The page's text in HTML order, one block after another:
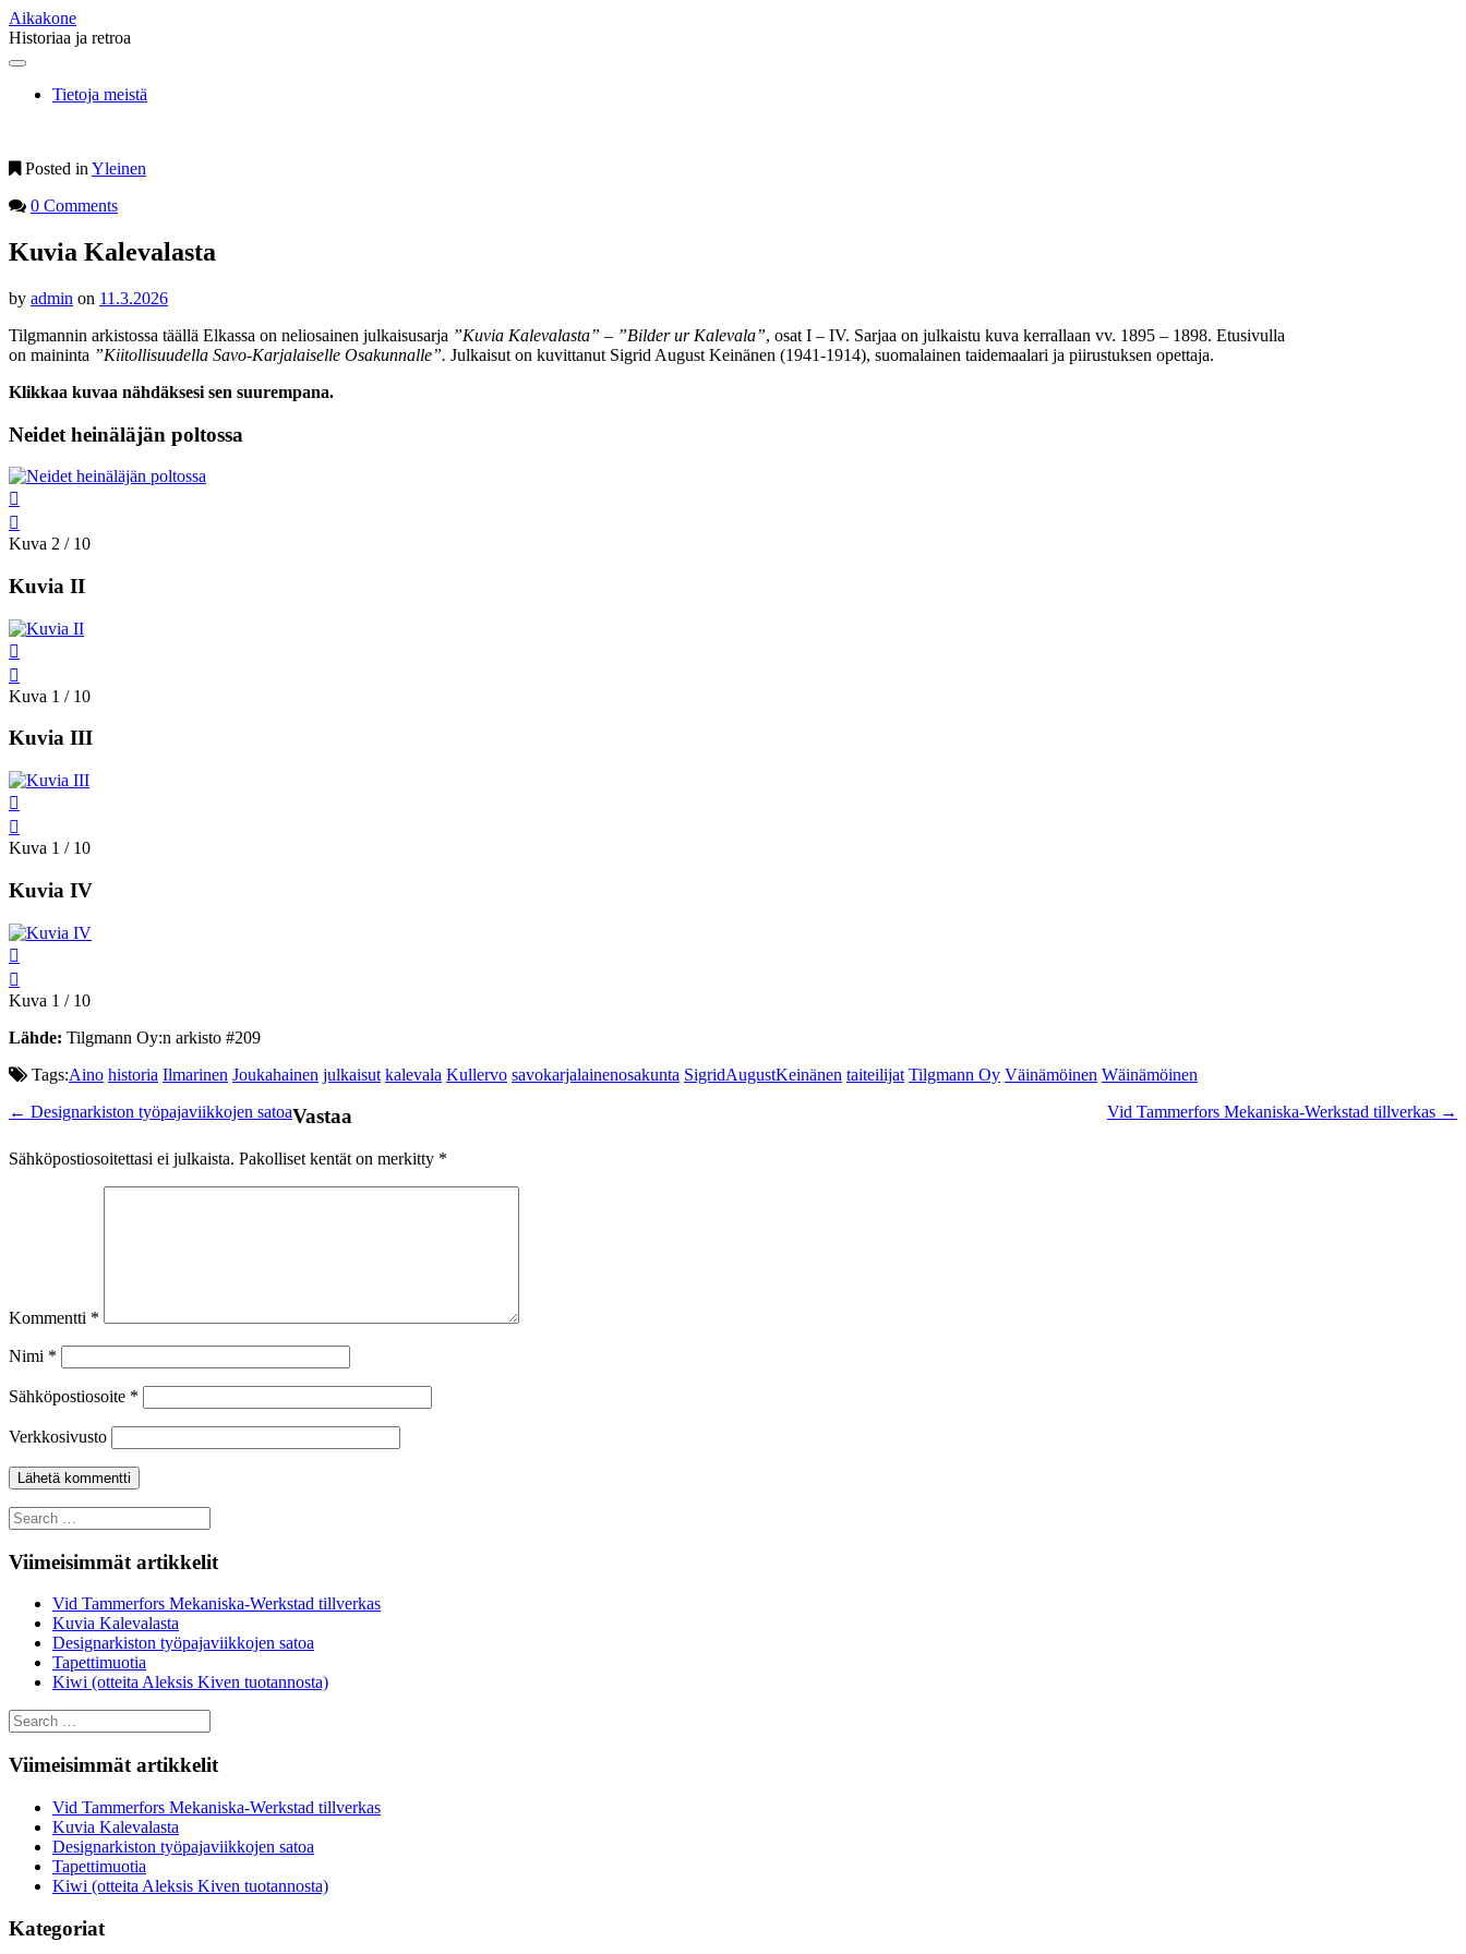
Aikakone
Historiaa ja retroa
Main
Skip
contentTietoja meistä
Posted in Yleinen
0 Comments
Kuvia Kalevalasta
by admin on 11.3.2026
Tilgmannin arkistossa täällä Elkassa on neliosainen julkaisusarja ”Kuvia Kalevalasta” – ”Bilder ur Kalevala”, osat I – IV. Sarjaa on julkaistu kuva kerrallaan vv. 1895 – 1898. Etusivulla
on maininta ”Kiitollisuudella Savo-Karjalaiselle Osakunnalle”. Julkaisut on kuvittanut Sigrid August Keinänen (1941-1914), suomalainen taidemaalari ja piirustuksen opettaja.
Klikkaa kuvaa nähdäksesi sen suurempana.
Neidet heinäläjän poltossa
Kuva 2 / 10
Kuvia II
Kuva 1 / 10
Kuvia III
Kuva 1 / 10
Kuvia IV
Kuva 1 / 10
Lähde: Tilgmann Oy:n arkisto #209
Tags:Aino historia Ilmarinen Joukahainen julkaisut kalevala Kullervo savokarjalainenosakunta SigridAugustKeinänen taiteilijat Tilgmann Oy Väinämöinen Wäinämöinen
Post
← Designarkiston työpajaviikkojen satoa Vid Tammerfors Mekaniska-Werkstad tillverkas →
Vastaa
Sähköpostiosoitettasi ei julkaista. Pakolliset kentät on merkitty *
Kommentti *
Nimi *
Sähköpostiosoite *
Verkkosivusto
Search
for:
Viimeisimmät artikkelit
Vid Tammerfors Mekaniska-Werkstad tillverkas
Kuvia Kalevalasta
Designarkiston työpajaviikkojen satoa
Tapettimuotia
Kiwi (otteita Aleksis Kiven tuotannosta)
Search
for:
Viimeisimmät artikkelit
Vid Tammerfors Mekaniska-Werkstad tillverkas
Kuvia Kalevalasta
Designarkiston työpajaviikkojen satoa
Tapettimuotia
Kiwi (otteita Aleksis Kiven tuotannosta)
Kategoriat